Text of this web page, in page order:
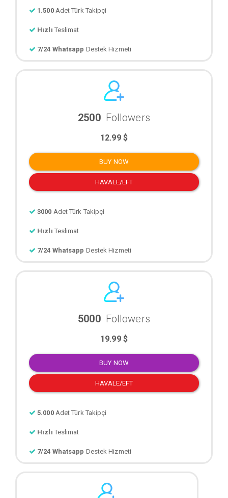
1.500 Adet Türk Takipçi
Hızlı Teslimat
7/24 Whatsapp Destek Hizmeti
2500 Followers
12.99 $
BUY NOW
HAVALE/EFT
3000 Adet Türk Takipçi
Hızlı Teslimat
7/24 Whatsapp Destek Hizmeti
5000 Followers
19.99 $
BUY NOW
HAVALE/EFT
5.000 Adet Türk Takipçi
Hızlı Teslimat
7/24 Whatsapp Destek Hizmeti